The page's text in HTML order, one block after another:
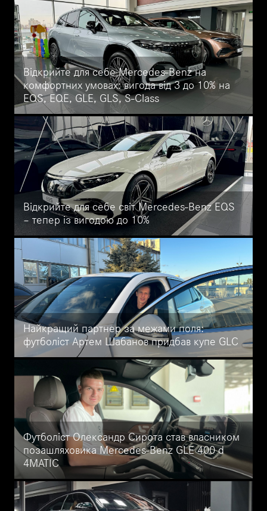
Автоцентрі на Кільцевій: вигода до 15%. Дізнайтеся більше про
спеціальні умови на моделі GLE, GLS, S-Class, EQE та EQS.
Відкрийте для себе Mercedes-Benz на
комфортних умовах: вигода від 3 до 10% на
EQS, EQE, GLE, GLS, S-Class
Офіційний дилер Mercedes-Benz Автоцентр на Кільцевій
пропонує спеціальні пропозиції моделі EQS, EQE, GLE, GLS, S-
Class: вигода від 3 до 10%.
Відкрийте для себе світ Mercedes-Benz EQS
– тепер із вигодою до 10%
Відкрийте для себе революційний електромобіль Mercedes-
Benz EQS на спеціальних умовах: вигода до 10% у Mercedes-
Benz Автоцентр на Кільцевій.
Найкращий партнер за межами поля:
футболіст Артем Шабанов придбав купе GLC
Футболіст Артем Шабанов придбав купе GLC нового покоління
у салоні Mercedes-Benz Автоцентр на Кільцевій. Короткий
огляд того, що робить GLC Coupe маяком сучасного дизайну,
передових технологій та неперевершеної продуктивності.
Футболіст Олександр Сирота став власником
позашляховика Mercedes-Benz GLE 400 d
4MATIC
Футболіст Олександр Сирота, захисник київського Динамо та
збірної України придбав GLE 400 d 4MATIC у Mercedes-Benz
Автоцентр на Кільцевій: деталі.